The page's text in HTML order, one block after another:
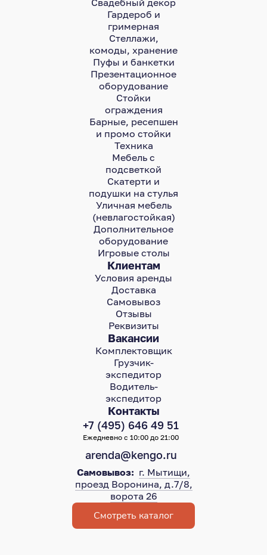
Контакты
+7 (495) 646 49 51
Ежедневно с 10:00 до 21:00
arenda@kengo.ru
Самовывоз: г. Мытищи,
проезд Воронина, д.7/8,
ворота 26
Смотреть каталог
Клиентам
Условия аренды
Доставка
Самовывоз
Отзывы
Реквизиты
Вакансии
Комплектовщик
Грузчик-
экспедитор
Водитель-
экспедитор
Свадебный декор
Гардероб и
гримерная
Стеллажи,
комоды, хранение
Пуфы и банкетки
Презентационное
оборудование
Стойки
ограждения
Барные, ресепшен
и промо стойки
Техника
Мебель с
подсветкой
Скатерти и
подушки на стулья
Уличная мебель
(невлагостойкая)
Дополнительное
оборудование
Игровые столы